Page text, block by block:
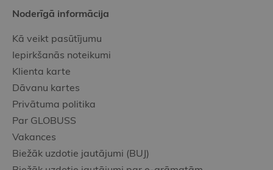
Noderīgā informācija
Kā veikt pasūtījumu
Iepirkšanās noteikumi
Klienta karte
Dāvanu kartes
Privātuma politika
Par GLOBUSS
Vakances
Biežāk uzdotie jautājumi (BUJ)